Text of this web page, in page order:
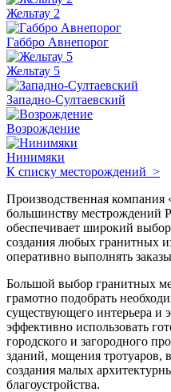
Жельтау 2
Габбро Авнепорог
Жельтау 5
Западно-Султаевский
Возрождение
Нинимяки
К списку месторождений >
Производственная компания
большинству местрождений
обеспечивает широкий
создания любых гранитных
оперативно выполнять
Большой выбор гранитных
грамотно подобрать
существующего интерьера и
эффективно использовать
городского и загородного
зданий, мощения тротуаров,
создания малых
благоустройства.